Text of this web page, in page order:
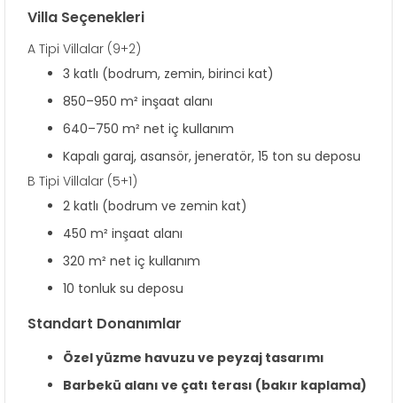
Villa Seçenekleri
A Tipi Villalar (9+2)
3 katlı (bodrum, zemin, birinci kat)
850–950 m² inşaat alanı
640–750 m² net iç kullanım
Kapalı garaj, asansör, jeneratör, 15 ton su deposu
B Tipi Villalar (5+1)
2 katlı (bodrum ve zemin kat)
450 m² inşaat alanı
320 m² net iç kullanım
10 tonluk su deposu
Standart Donanımlar
Özel yüzme havuzu ve peyzaj tasarımı
Barbekü alanı ve çatı terası (bakır kaplama)